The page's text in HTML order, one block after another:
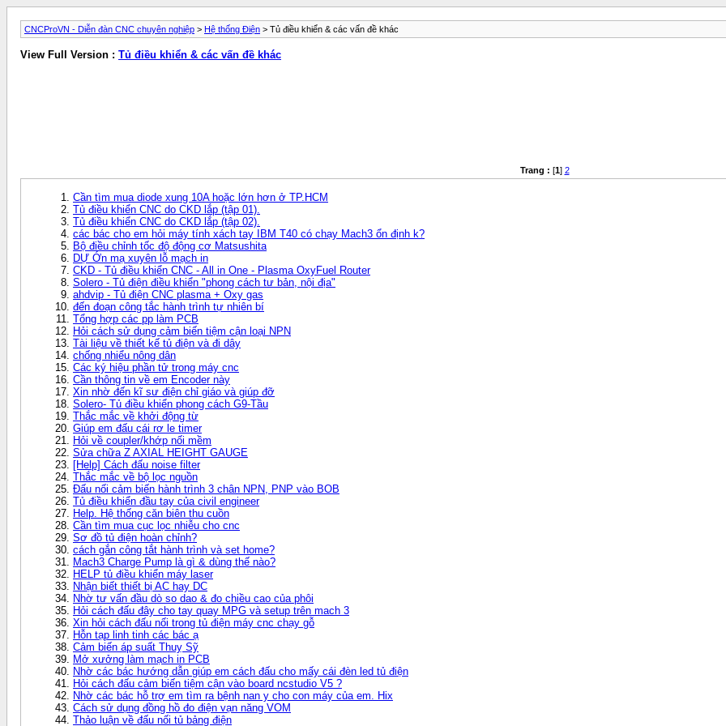
CNCProVN - Diễn đàn CNC chuyên nghiệp > Hệ thống Điện > Tủ điều khiển & các vấn đề khác
View Full Version : Tủ điều khiển & các vấn đề khác
Trang : [1] 2
Cần tìm mua diode xung 10A hoặc lớn hơn ở TP.HCM
Tủ điều khiển CNC do CKD lắp (tập 01).
Tủ điều khiển CNC do CKD lắp (tập 02).
các bác cho em hỏi máy tính xách tay IBM T40 có chạy Mach3 ổn định k?
Bộ điều chỉnh tốc độ động cơ Matsushita
DỰ Ớn mạ xuyên lỗ mạch in
CKD - Tủ điều khiển CNC - All in One - Plasma OxyFuel Router
Solero - Tủ điện điều khiển "phong cách tư bản, nội địa"
ahdvip - Tủ điện CNC plasma + Oxy gas
đến đoạn công tắc hành trình tự nhiên bí
Tổng hợp các pp làm PCB
Hỏi cách sử dụng cảm biến tiệm cận loại NPN
Tài liệu về thiết kế tủ điện và đi dây
chống nhiểu nông dân
Các ký hiệu phần tử trong máy cnc
Cần thông tin về em Encoder này
Xin nhờ đến kĩ sư điện chỉ giáo và giúp đỡ
Solero- Tủ điều khiển phong cách G9-Tầu
Thắc mắc về khởi động từ
Giúp em đấu cái rơ le timer
Hỏi về coupler/khớp nối mềm
Sửa chữa Z AXIAL HEIGHT GAUGE
[Help] Cách đấu noise filter
Thắc mắc về bộ lọc nguồn
Đấu nối cảm biến hành trình 3 chân NPN, PNP vào BOB
Tủ điều khiển đầu tay của civil engineer
Help. Hệ thống căn biên thu cuồn
Cần tìm mua cục lọc nhiễu cho cnc
Sơ đồ tủ điện hoàn chỉnh?
cách gắn công tắt hành trình và set home?
Mach3 Charge Pump là gì & dùng thế nào?
HELP tủ điều khiển máy laser
Nhận biết thiết bị AC hay DC
Nhờ tư vấn đầu dò so dao & đo chiều cao của phôi
Hỏi cách đấu đây cho tay quay MPG và setup trên mach 3
Xin hỏi cách đấu nối trong tủ điện máy cnc chạy gỗ
Hỗn tạp linh tinh các bác ạ
Cảm biến áp suất Thuỵ Sỹ
Mở xưởng làm mạch in PCB
Nhờ các bác hướng dẫn giúp em cách đấu cho mấy cái đèn led tủ điện
Hỏi cách đấu cảm biến tiệm cận vào board ncstudio V5 ?
Nhờ các bác hỗ trợ em tìm ra bệnh nan y cho con máy của em. Hix
Cách sử dụng đồng hồ đo điện vạn năng VOM
Thảo luận về đấu nối tủ bảng điện